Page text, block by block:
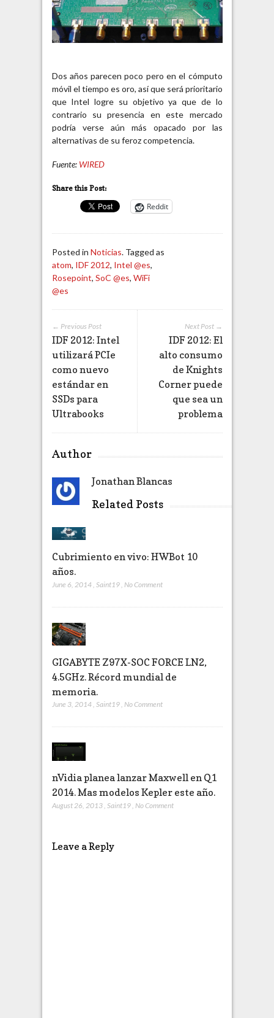
Dos años parecen poco pero en el cómputo
móvil el tiempo es oro, así que será prioritario
que Intel logre su objetivo ya que de lo
contrario su presencia en este mercado
podría verse aún más opacado por las
alternativas de su feroz competencia.
Fuente: WIRED
Share this Post:
Reddit
Posted in Noticias. Tagged as
atom, IDF 2012, Intel @es,
Rosepoint, SoC @es, WiFi
@es
Next Post →
IDF 2012: El
alto consumo
de Knights
Corner puede
que sea un
problema
← Previous Post
IDF 2012: Intel
utilizará PCIe
como nuevo
estándar en
SSDs para
Ultrabooks
Author
Jonathan Blancas
Related Posts
Cubrimiento en vivo: HWBot 10
años.
June 6, 2014 Saint19 No Comment
GIGABYTE Z97X-SOC FORCE LN2,
4.5GHz. Récord mundial de
memoria.
June 3, 2014, Saint19, No Comment
nVidia planea lanzar Maxwell en Q1
2014. Mas modelos Kepler este año.
August 26, 2013 Saint19 No Comment
Leave a Reply